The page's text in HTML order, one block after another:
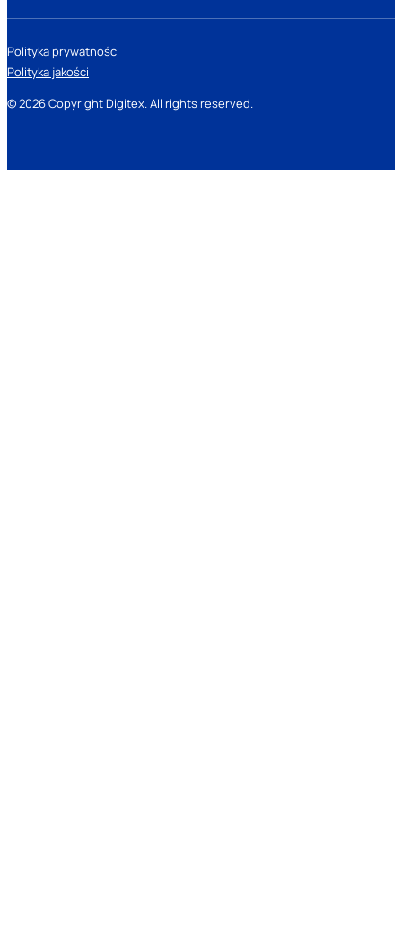
© 2026 Copyright Digitex. All rights reserved.
Polityka prywatności
Polityka jakości